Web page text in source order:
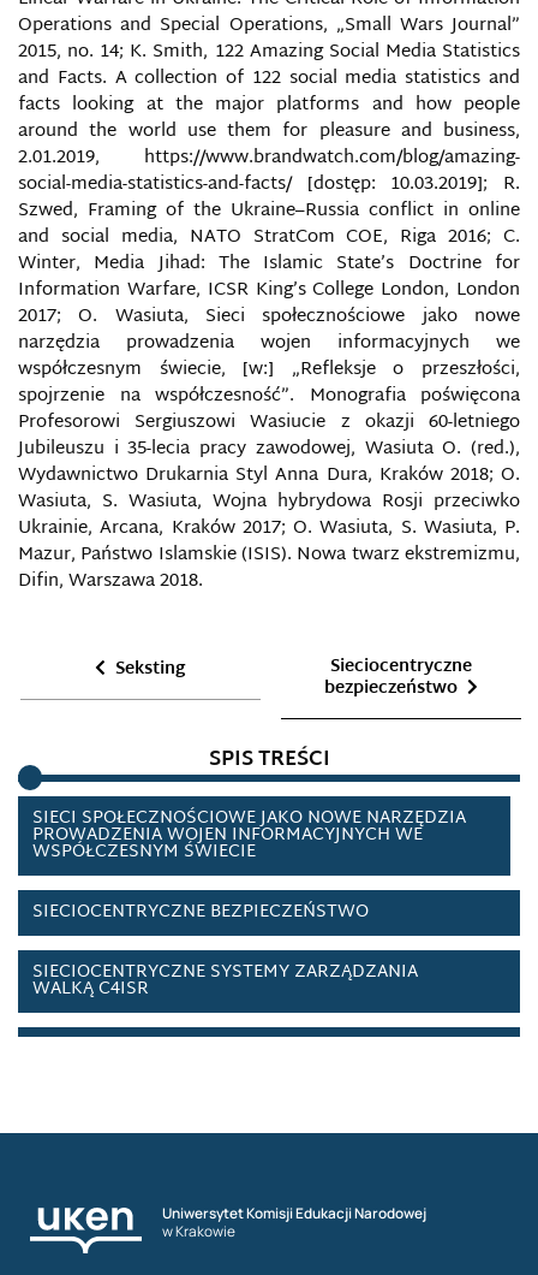
Operations and Special Operations, „Small Wars Journal”
2015, no. 14; K. Smith, 122 Amazing Social Media Statistics
and Facts. A collection of 122 social media statistics and
facts looking at the major platforms and how people
around the world use them for pleasure and business,
2.01.2019, https://www.brandwatch.com/blog/amazing-
social-media-statistics-and-facts/ [dostęp: 10.03.2019]; R.
Szwed, Framing of the Ukraine–Russia conflict in online
and social media, NATO StratCom COE, Riga 2016; C.
Winter, Media Jihad: The Islamic State’s Doctrine for
Information Warfare, ICSR King’s College London, London
2017; O. Wasiuta, Sieci społecznościowe jako nowe
narzędzia prowadzenia wojen informacyjnych we
współczesnym świecie, [w:] „Refleksje o przeszłości,
spojrzenie na współczesność”. Monografia poświęcona
Profesorowi Sergiuszowi Wasiucie z okazji 60-letniego
Jubileuszu i 35-lecia pracy zawodowej, Wasiuta O. (red.),
Wydawnictwo Drukarnia Styl Anna Dura, Kraków 2018; O.
Wasiuta, S. Wasiuta, Wojna hybrydowa Rosji przeciwko
Ukrainie, Arcana, Kraków 2017; O. Wasiuta, S. Wasiuta, P.
Mazur, Państwo Islamskie (ISIS). Nowa twarz ekstremizmu,
Difin, Warszawa 2018.
Seksting Sieciocentryczne
bezpieczeństwo
SPIS TREŚCI
ROSYJSKA MASS MEDIALNA MANIPULACJA
INFORMACJĄ W WOJNIE HYBRYDOWEJ PRZECIWKO
UKRAINIE
ROSYJSKA USTAWA O ZAGRANICZNYCH
AGENTACH/AGENTACH WPŁYWU
ROSYJSKIE WOJSKA DO OPERACJI
INFORMACYJNYCH
ROZPOZNANIE GEOPRZESTRZENNE
ROZPOZNANIE SATELITARNE
ROZPOZNANIE WOJSKOWE
RT (POCZĄTKOWO RUSSIA TODAY)
RUSSKIJ MIR JAKO TECHNOLOGIA PENETRACJI
PAŃSTWA
RYNEK MEDIALNY
SABOTAŻ KOMPUTEROWY
SEKSTING
SIECI SPOŁECZNOŚCIOWE JAKO NOWE NARZĘDZIA
PROWADZENIA WOJEN INFORMACYJNYCH WE
WSPÓŁCZESNYM ŚWIECIE
SIECIOCENTRYCZNE BEZPIECZEŃSTWO
SIECIOCENTRYCZNE SYSTEMY ZARZĄDZANIA
WALKĄ C4ISR
SPIRALA MILCZENIA
Uniwersytet Komisji Edukacji Narodowej
w Krakowie